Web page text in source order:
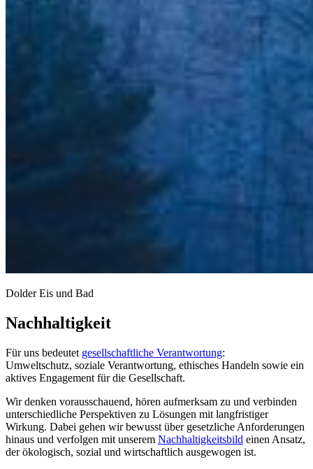
Dolder Eis und Bad
Nachhaltigkeit
Für uns bedeutet gesellschaftliche Verantwortung:
Umweltschutz, soziale Verantwortung, ethisches Handeln sowie ein
aktives Engagement für die Gesellschaft.
Wir denken vorausschauend, hören aufmerksam zu und verbinden
unterschiedliche Perspektiven zu Lösungen mit langfristiger
Wirkung. Dabei gehen wir bewusst über gesetzliche Anforderungen
hinaus und verfolgen mit unserem Nachhaltigkeitsbild einen Ansatz,
der ökologisch, sozial und wirtschaftlich ausgewogen ist.